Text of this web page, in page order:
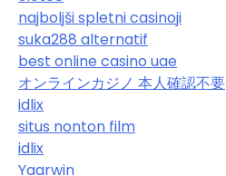
najboljši spletni casinoji
suka288 alternatif
best online casino uae
オンラインカジノ 本人確認不要
idlix
situs nonton film
idlix
Yaarwin